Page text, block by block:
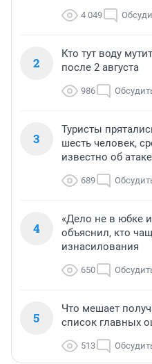
4 049
2
Кто тут воду
после 2 августа
986
3
Туристы
шесть человек,
известно об
689
4
«Дело не в юбке
объяснил, кто
изнасилования
650
5
Что мешает
список главных
513